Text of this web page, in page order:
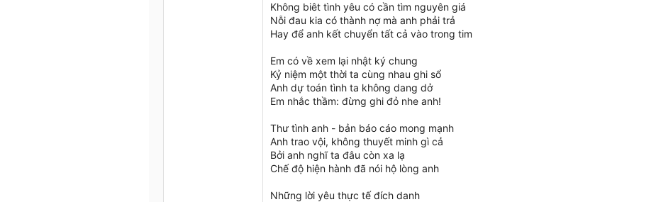
Không biêt tình yêu có cần tìm nguyên giá
Nỗi đau kia có thành nợ mà anh phải trả
Hay để anh kết chuyển tất cả vào trong tim
Em có về xem lại nhật ký chung
Kỷ niệm một thời ta cùng nhau ghi sổ
Anh dự toán tình ta không dang dở
Em nhắc thầm: đừng ghi đỏ nhe anh!
Thư tình anh - bản báo cáo mong mạnh
Anh trao vội, không thuyết minh gì cả
Bởi anh nghĩ ta đâu còn xa lạ
Chế độ hiện hành đã nói hộ lòng anh
Những lời yêu thực tế đích danh